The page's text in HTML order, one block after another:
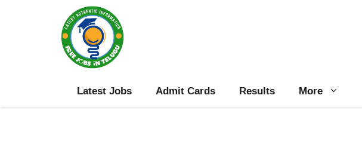
Latest Jobs Admit Cards Results More